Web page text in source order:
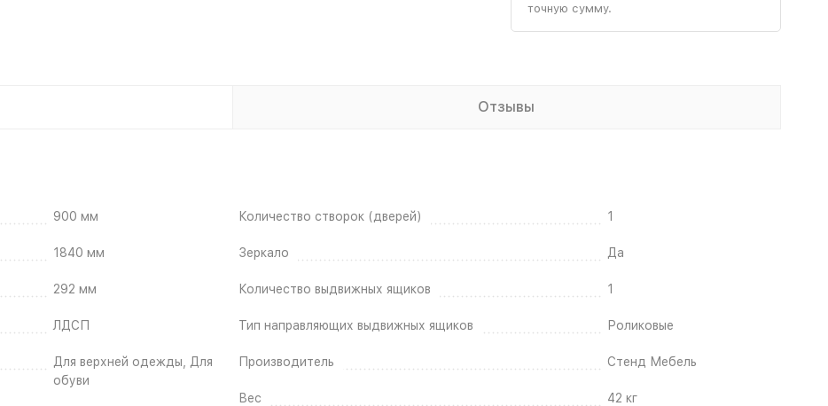
точную сумму.
Отзывы
900 мм
1840 мм
292 мм
ЛДСП
Для верхней одежды, Для
обуви
Количество створок (дверей) 1
Зеркало Да
Количество выдвижных ящиков 1
Тип направляющих выдвижных ящиков Роликовые
Производитель Стенд Мебель
Вес 42 кг